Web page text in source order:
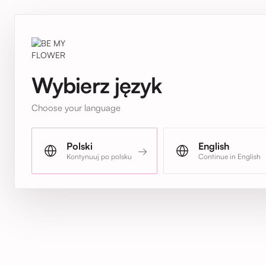
Wybierz język
Choose your language
Polski
Kontynuuj po polsku → English
Continue in English